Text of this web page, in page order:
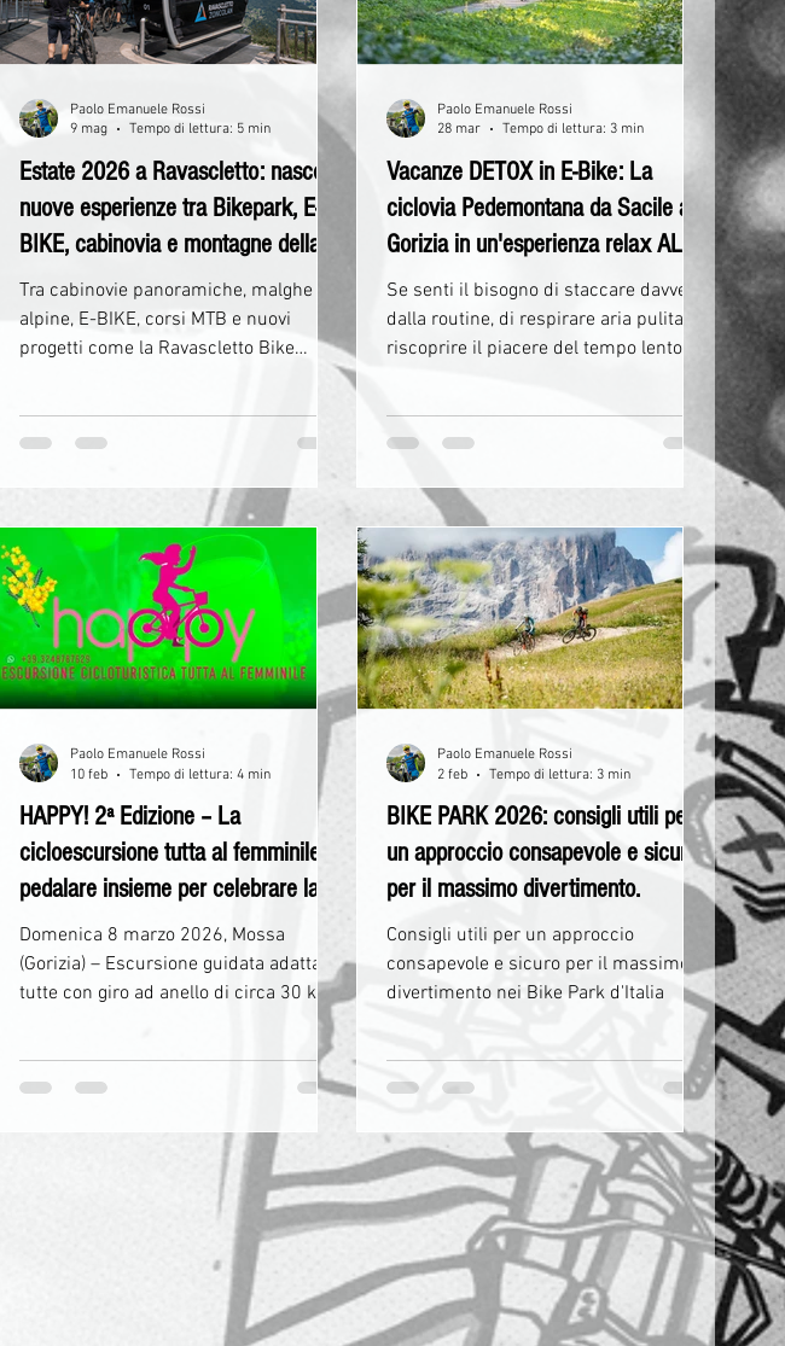
divertimento in dif
Estate 2026 a Ravascletto: nascono
nuove esperienze tra Bikepark, E-
BIKE, cabinovia e montagne della
Carnia.
Tra cabinovie panoramiche, malghe
alpine, E-BIKE, corsi MTB e nuovi
progetti come la Ravascletto Bike
riferimenti più interessanti del turismo
Paolo Emanuele Rossi
9 mag
Tempo di lettura: 5 min
Vacanze DETOX in E-Bike: La
ciclovia Pedemontana da Sacile a
Gorizia in un'esperienza relax ALL-
INCLUSIVE!
Se senti il bisogno di staccare davvero
dalla routine, di respirare aria pulita e
riscoprire il piacere del tempo lento,
Ciclovia Pedemontana da Sacile a
viaggio in bicicletta: è un’immersione
autentica in uno dei territori più
affascinanti e ancora poco esplorati
d’Italia.
Paolo Emanuele Rossi
28 mar
Tempo di lettura: 3 min
HAPPY! 2ª Edizione – La
cicloescursione tutta al femminile:
pedalare insieme per celebrare la
forza delle donne
Domenica 8 marzo 2026, Mossa
(Gorizia) – Escursione guidata adatta a
tutte con giro ad anello di circa 30 km
sport, divertimento e inclusività La
marzo 2026, in occasione della Festa
simbolicamente una data che rende
determinazione delle donne.
Paolo Emanuele Rossi
10 feb
Tempo di lettura: 4 min
BIKE PARK 2026: consigli utili per
un approccio consapevole e sicuro
per il massimo divertimento.
Consigli utili per un approccio
consapevole e sicuro per il massimo
divertimento nei Bike Park d'Italia
Paolo Emanuele Rossi
2 feb
Tempo di lettura: 3 min